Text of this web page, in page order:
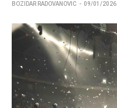
BOZIDAR RADOVANOVIC 09/01/2026